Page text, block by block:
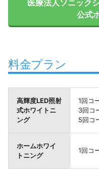
医療法人ソニック
公式
料金プラン
高輝度LED照射
式ホワイトニ
ング
1回コ
3回コ
5回コ
ホームホワイ
トニング
1回コ